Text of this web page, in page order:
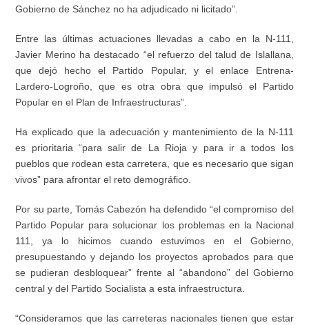
Gobierno de Sánchez no ha adjudicado ni licitado”.
Entre las últimas actuaciones llevadas a cabo en la N-111,
Javier Merino ha destacado “el refuerzo del talud de Islallana,
que dejó hecho el Partido Popular, y el enlace Entrena-
Lardero-Logroño, que es otra obra que impulsó el Partido
Popular en el Plan de Infraestructuras”.
Ha explicado que la adecuación y mantenimiento de la N-111
es prioritaria “para salir de La Rioja y para ir a todos los
pueblos que rodean esta carretera, que es necesario que sigan
vivos” para afrontar el reto demográfico.
Por su parte, Tomás Cabezón ha defendido “el compromiso del
Partido Popular para solucionar los problemas en la Nacional
111, ya lo hicimos cuando estuvimos en el Gobierno,
presupuestando y dejando los proyectos aprobados para que
se pudieran desbloquear” frente al “abandono” del Gobierno
central y del Partido Socialista a esta infraestructura.
“Consideramos que las carreteras nacionales tienen que estar